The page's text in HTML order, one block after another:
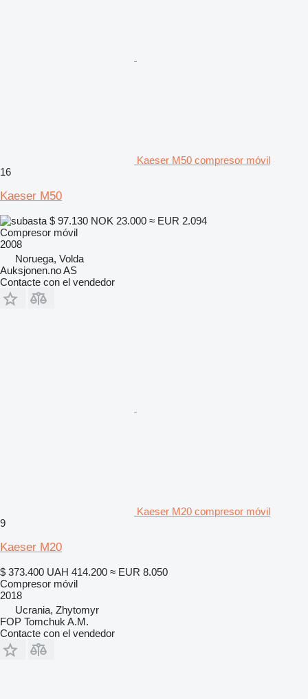
Kaeser M50 compresor móvil
16
Kaeser M50
$ 97.130 NOK 23.000 ≈ EUR 2.094
Compresor móvil
2008
Noruega, Volda
Auksjonen.no AS
Contacte con el vendedor
Kaeser M20 compresor móvil
9
Kaeser M20
$ 373.400 UAH 414.200 ≈ EUR 8.050
Compresor móvil
2018
Ucrania, Zhytomyr
FOP Tomchuk A.M.
Contacte con el vendedor